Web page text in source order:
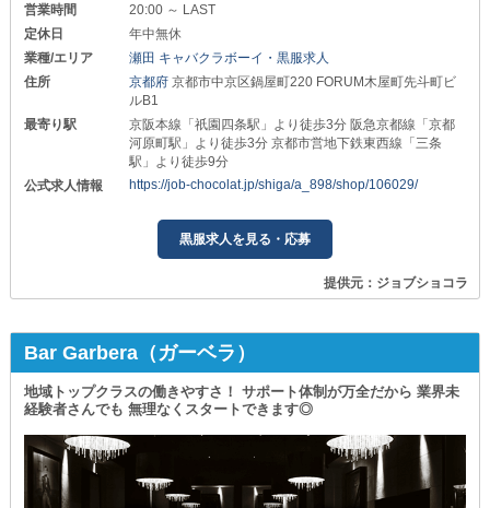
営業時間
20:00 ～ LAST
定休日
年中無休
業種/エリア
瀬田 キャバクラボーイ・黒服求人
住所
京都府京都市中京区鍋屋町220 FORUM木屋町先斗町ビ
ルB1
最寄り駅
京阪本線「祇園四条駅」より徒歩3分 阪急京都線「京都
河原町駅」より徒歩3分 京都市営地下鉄東西線「三条
駅」より徒歩9分
公式求人情報
https://job-chocolat.jp/shiga/a_898/shop/106029/
黒服求人を見る・応募
提供元：ジョブショコラ
Bar Garbera（ガーベラ）
地域トップクラスの働きやすさ！ サポート体制が万全だから 業界未
経験者さんでも 無理なくスタートできます◎